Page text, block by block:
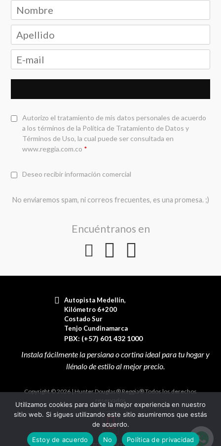
Autorizo el tratamiento de mis datos personales de acuerdo
a los términos de la Política de Tratamiento de Datos y
Términos de Uso, la cual puede ser consultada en
www.reggia.com.co *
Deseo recibir información comercial
No enviaremos spam, ni correos frecuentes, es una promesa. ;)
Encuéntranos en
Autopista Medellín,
Kilómetro 6+200
Costado Sur
Tenjo Cundinamarca
PBX: (+57) 601 432 1000
Copyright © 2026 | Hunter Douglas® Reggia® Todos los derechos
reservados
Utilizamos cookies para darte la mejor experiencia en nuestro
sitio web. Si sigues utilizando este sitio asumiremos que estás
de acuerdo.
Estoy de acuerdo
No Política de privacidad